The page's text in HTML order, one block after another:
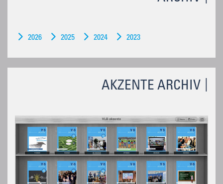
2026 2025 2024 2023
AKZENTE ARCHIV